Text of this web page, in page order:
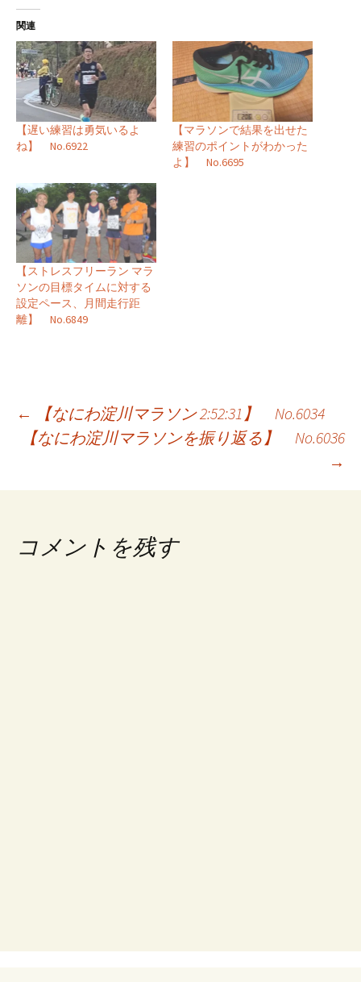
関連
【遅い練習は勇気いるよ
ね】 No.6922
【マラソンで結果を出せた
練習のポイントがわかった
よ】 No.6695
【ストレスフリーラン マラ
ソンの目標タイムに対する
設定ペース、月間走行距
離】 No.6849
投
ゲ
←
【なにわ淀川マラソン 2:52:31】 No.6034
【なにわ淀川マラソンを振り返る】 No.6036
→
コメントを残す